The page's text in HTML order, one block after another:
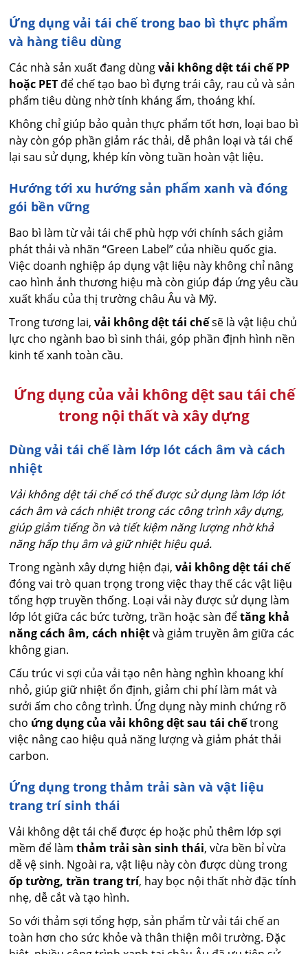
Ứng dụng vải tái chế trong bao bì thực phẩm
và hàng tiêu dùng
Các nhà sản xuất đang dùngvải không dệt tái chế PP
hoặc PET để chế tạo bao bì đựng trái cây, rau củ và sản
phẩm tiêu dùng nhờ tính kháng ẩm, thoáng khí.
Không chỉ giúp bảo quản thực phẩm tốt hơn, loại bao bì
này còn góp phần giảm rác thải, dễ phân loại và tái chế
lại sau sử dụng, khép kín vòng tuần hoàn vật liệu.
Hướng tới xu hướng sản phẩm xanh và đóng
gói bền vững
Bao bì làm từ vải tái chế phù hợp với chính sách giảm
phát thải và nhãn “Green Label” của nhiều quốc gia.
Việc doanh nghiệp áp dụng vật liệu này không chỉ nâng
cao hình ảnh thương hiệu mà còn giúp đáp ứng yêu cầu
xuất khẩu của thị trường châu Âu và Mỹ.
Trong tương lai,vải không dệt tái chếsẽ là vật liệu chủ
lực cho ngành bao bì sinh thái, góp phần định hình nền
kinh tế xanh toàn cầu.
Ứng dụng của vải không dệt sau tái chế
trong nội thất và xây dựng
Dùng vải tái chế làm lớp lót cách âm và cách
nhiệt
Vải không dệt tái chế có thể được sử dụng làm lớp lót
cách âm và cách nhiệt trong các công trình xây dựng,
giúp giảm tiếng ồn và tiết kiệm năng lượng nhờ khả
năng hấp thụ âm và giữ nhiệt hiệu quả.
Trong ngành xây dựng hiện đại,vải không dệt tái chế
đóng vai trò quan trọng trong việc thay thế các vật liệu
tổng hợp truyền thống. Loại vải này được sử dụng làm
lớp lót giữa các bức tường, trần hoặc sàn đểtăng khả
năng cách âm, cách nhiệtvà giảm truyền âm giữa các
không gian.
Cấu trúc vi sợi của vải tạo nên hàng nghìn khoang khí
nhỏ, giúp giữ nhiệt ổn định, giảm chi phí làm mát và
sưởi ấm cho công trình. Ứng dụng này minh chứng rõ
cho ứng dụng của vải không dệt sau tái chếtrong
việc nâng cao hiệu quả năng lượng và giảm phát thải
carbon.
Ứng dụng trong thảm trải sàn và vật liệu
trang trí sinh thái
Vải không dệt tái chế được ép hoặc phủ thêm lớp sợi
mềm để làmthảm trải sàn sinh thái, vừa bền bỉ vừa
dễ vệ sinh. Ngoài ra, vật liệu này còn được dùng trong
ốp tường, trần trang trí, hay bọc nội thất nhờ đặc tính
nhẹ, dễ cắt và tạo hình.
So với thảm sợi tổng hợp, sản phẩm từ vải tái chế an
toàn hơn cho sức khỏe và thân thiện môi trường. Đặc